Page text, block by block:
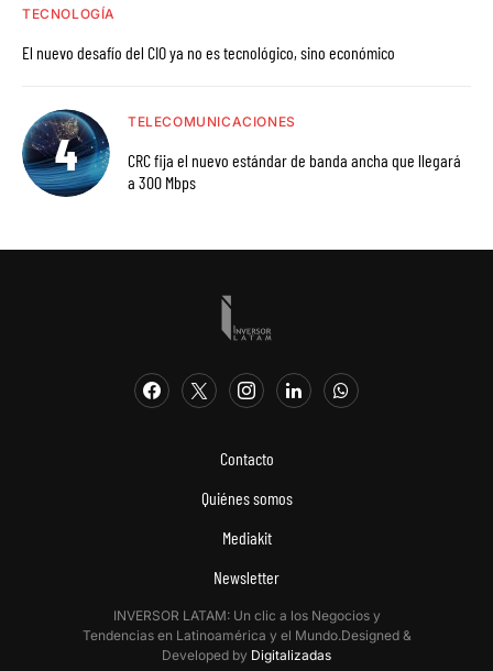
TECNOLOGÍA
El nuevo desafío del CIO ya no es tecnológico, sino económico
TELECOMUNICACIONES
CRC fija el nuevo estándar de banda ancha que llegará
a 300 Mbps
Contacto
Quiénes somos
Mediakit
Newsletter
INVERSOR LATAM: Un clic a los Negocios y
Tendencias en Latinoamérica y el Mundo.Designed &
Developed by Digitalizadas